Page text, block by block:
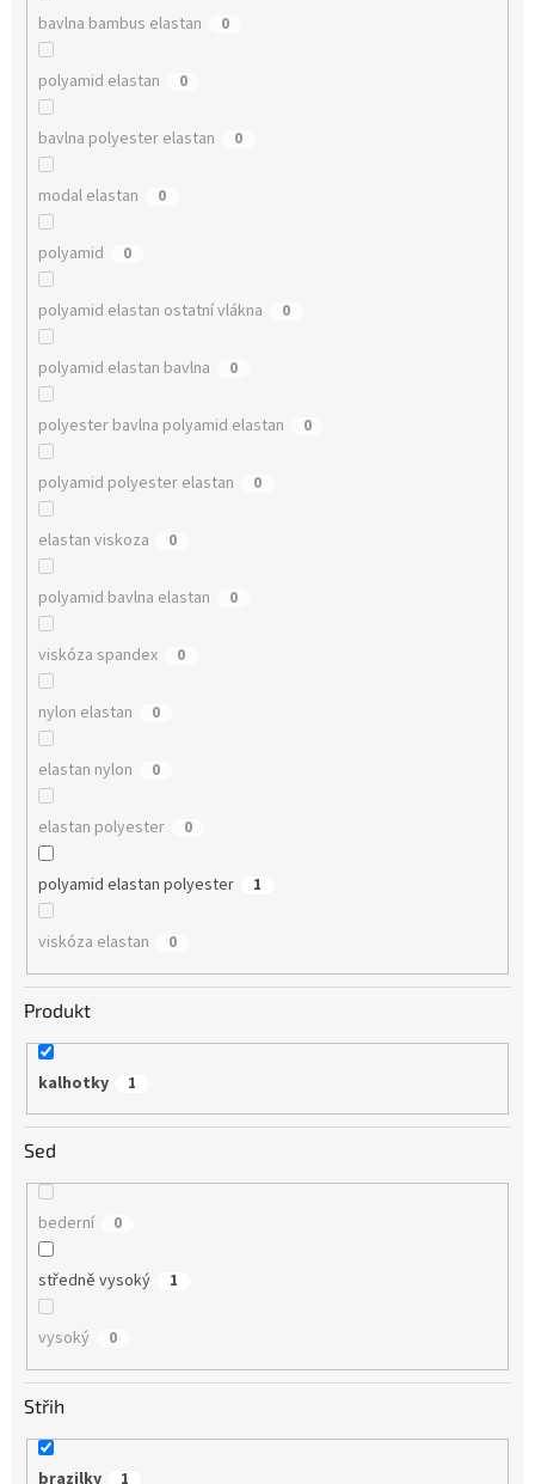
bavlna bambus elastan 0
polyamid elastan 0
bavlna polyester elastan 0
modal elastan 0
polyamid 0
polyamid elastan ostatní vlákna 0
polyamid elastan bavlna 0
polyester bavlna polyamid elastan 0
polyamid polyester elastan 0
elastan viskoza 0
polyamid bavlna elastan 0
viskóza spandex 0
nylon elastan 0
elastan nylon 0
elastan polyester 0
polyamid elastan polyester 1
viskóza elastan 0
Produkt
kalhotky 1
Sed
bederní 0
středně vysoký 1
vysoký 0
Střih
brazilky 1